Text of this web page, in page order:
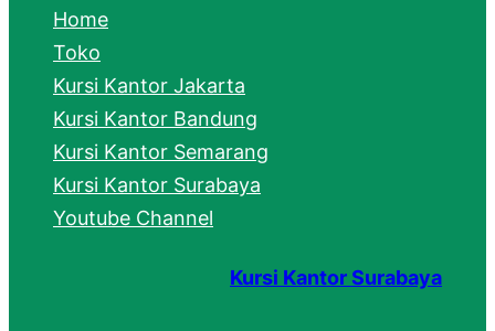
h
Home
Toko
Kursi Kantor Jakarta
Kursi Kantor Bandung
Kursi Kantor Semarang
Kursi Kantor Surabaya
Youtube Channel
Kursi Kantor Surabaya